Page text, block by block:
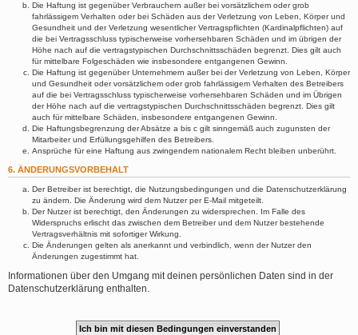
Die Haftung ist gegenüber Verbrauchern außer bei vorsätzlichem oder grob
fahrlässigem Verhalten oder bei Schäden aus der Verletzung von Leben, Körper und
Gesundheit und der Verletzung wesentlicher Vertragspflichten (Kardinalpflichten) auf
die bei Vertragsschluss typischerweise vorhersehbaren Schäden und im übrigen der
Höhe nach auf die vertragstypischen Durchschnittsschäden begrenzt. Dies gilt auch
für mittelbare Folgeschäden wie insbesondere entgangenen Gewinn.
Die Haftung ist gegenüber Unternehmern außer bei der Verletzung von Leben, Körper
und Gesundheit oder vorsätzlichem oder grob fahrlässigem Verhalten des Betreibers
auf die bei Vertragsschluss typischerweise vorhersehbaren Schäden und im Übrigen
der Höhe nach auf die vertragstypischen Durchschnittsschäden begrenzt. Dies gilt
auch für mittelbare Schäden, insbesondere entgangenen Gewinn.
Die Haftungsbegrenzung der Absätze a bis c gilt sinngemäß auch zugunsten der
Mitarbeiter und Erfüllungsgehilfen des Betreibers.
Ansprüche für eine Haftung aus zwingendem nationalem Recht bleiben unberührt.
6. ÄNDERUNGSVORBEHALT
Der Betreiber ist berechtigt, die Nutzungsbedingungen und die Datenschutzerklärung
zu ändern. Die Änderung wird dem Nutzer per E-Mail mitgeteilt.
Der Nutzer ist berechtigt, den Änderungen zu widersprechen. Im Falle des
Widerspruchs erlischt das zwischen dem Betreiber und dem Nutzer bestehende
Vertragsverhältnis mit sofortiger Wirkung.
Die Änderungen gelten als anerkannt und verbindlich, wenn der Nutzer den
Änderungen zugestimmt hat.
Informationen über den Umgang mit deinen persönlichen Daten sind in der
Datenschutzerklärung enthalten.